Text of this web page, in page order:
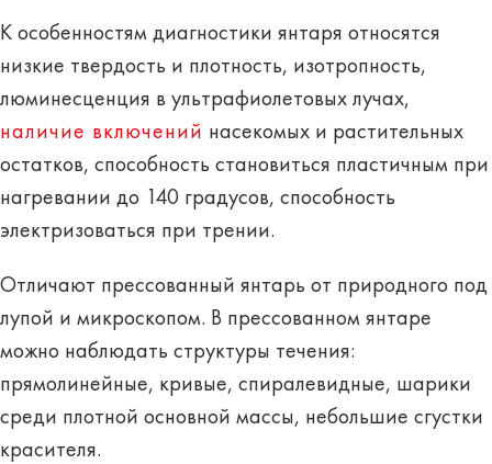
К особенностям диагностики янтаря относятся
низкие твердость и плотность, изотропность,
люминесценция в ультрафиолетовых лучах,
наличие включений насекомых и растительных
остатков, способность становиться пластичным при
нагревании до 140 градусов, способность
электризоваться при трении.
Отличают прессованный янтарь от природного под
лупой и микроскопом. В прессованном янтаре
можно наблюдать структуры течения:
прямолинейные, кривые, спиралевидные, шарики
среди плотной основной массы, небольшие сгустки
красителя.